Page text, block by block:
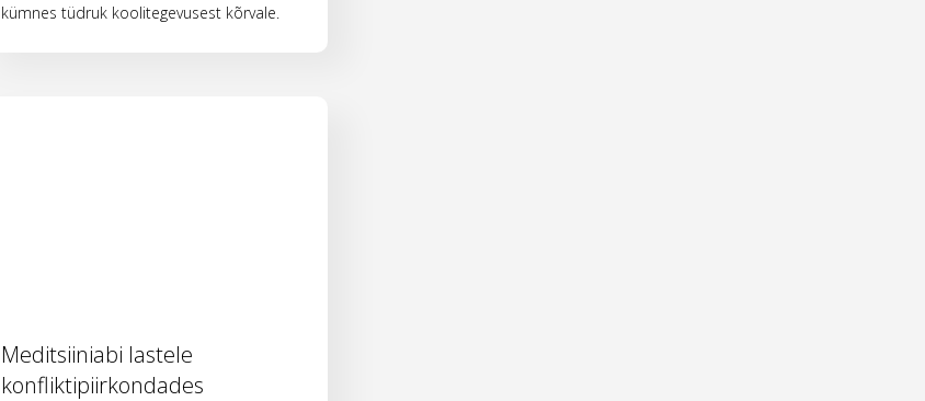
kümnes tüdruk koolitegevusest kõrvale.
Meditsiiniabi lastele
konfliktipiirkondades